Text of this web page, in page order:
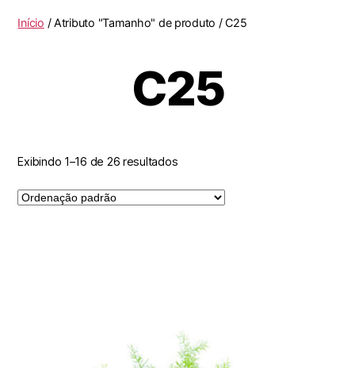
Início / Atributo "Tamanho" de produto / C25
C25
Exibindo 1–16 de 26 resultados